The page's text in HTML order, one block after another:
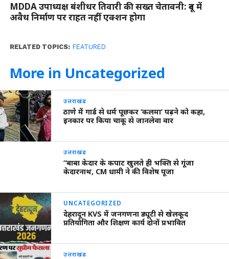
MDDA उपाध्यक्ष बंशीधर तिवारी की सख्त चेतावनी: दून में
अवैध निर्माण पर राहत नहीं एक्शन होगा
RELATED TOPICS: FEATURED
More in Uncategorized
उत्तराखंड
ठाणे में गार्ड से धर्म पूछकर ‘कलमा’ पढ़ने को कहा,
इनकार पर किया चाकू से जानलेवा वार
उत्तराखंड
“बाबा केदार के कपाट खुलते ही भक्ति से गूंजा
केदारनाथ, CM धामी ने की विशेष पूजा
UNCATEGORIZED
देहरादून KVS में जनगणना ड्यूटी से खेलकूद
प्रतियोगिता और शिक्षण कार्य दोनों प्रभावित
उत्तराखंड